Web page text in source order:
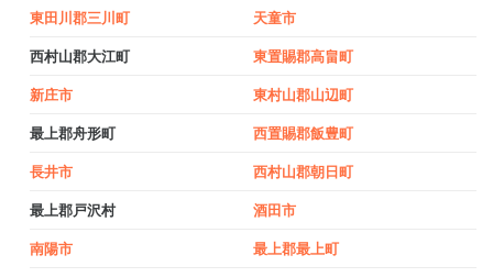
東田川郡三川町 天童市
西村山郡大江町 東置賜郡高畠町
新庄市 東村山郡山辺町
最上郡舟形町 西置賜郡飯豊町
長井市 西村山郡朝日町
最上郡戸沢村 酒田市
南陽市 最上郡最上町